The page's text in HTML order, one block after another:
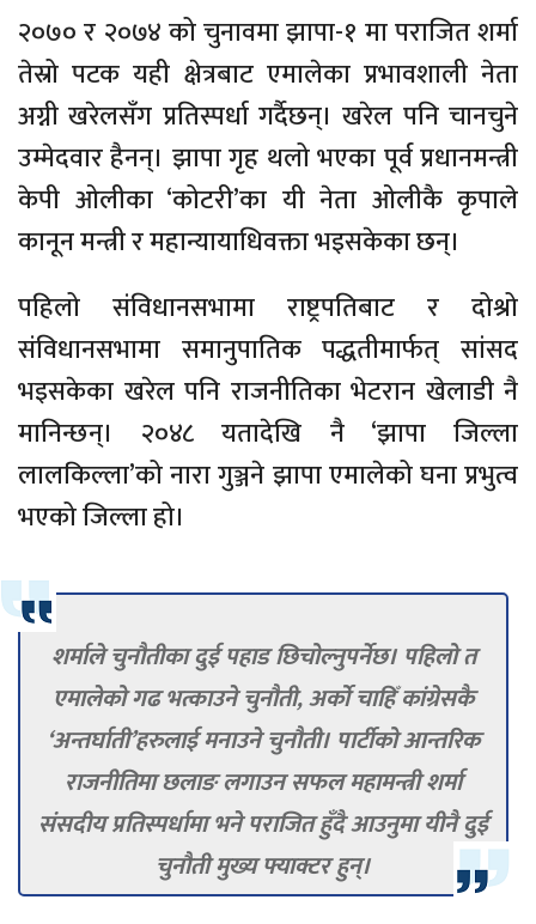
२०७० र २०७४ को चुनावमा झापा-१ मा पराजित शर्मा
तेस्रो पटक यही क्षेत्रबाट एमालेका प्रभावशाली नेता
अग्नी खरेलसँग प्रतिस्पर्धा गर्दैछन्। खरेल पनि चानचुने
उम्मेदवार हैनन्। झापा गृह थलो भएका पूर्व प्रधानमन्त्री
केपी ओलीका ‘कोटरी’का यी नेता ओलीकै कृपाले
कानून मन्त्री र महान्यायाधिवक्ता भइसकेका छन्।
पहिलो संविधानसभामा राष्ट्रपतिबाट र दोश्रो
संविधानसभामा समानुपातिक पद्धतीमार्फत् सांसद
भइसकेका खरेल पनि राजनीतिका भेटरान खेलाडी नै
मानिन्छन्। २०४८ यतादेखि नै ‘झापा जिल्ला
लालकिल्ला’को नारा गुञ्जने झापा एमालेको घना प्रभुत्व
भएको जिल्ला हो।
शर्माले चुनौतीका दुई पहाड छिचोल्नुपर्नेछ। पहिलो त
एमालेको गढ भत्काउने चुनौती, अर्को चाहिँ कांग्रेसकै
‘अन्तर्घाती’हरुलाई मनाउने चुनौती। पार्टीको आन्तरिक
राजनीतिमा छलाङ लगाउन सफल महामन्त्री शर्मा
संसदीय प्रतिस्पर्धामा भने पराजित हुँदै आउनुमा यीनै दुई
चुनौती मुख्य फ्याक्टर हुन्।